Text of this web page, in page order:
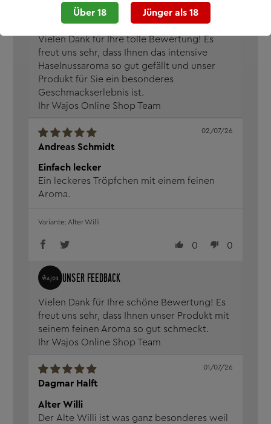
Über 18 Jünger als 18
Vielen Dank für Ihre tolle Bewertung! Es
freut uns sehr, dass Ihnen das intensive
Haselnussaroma so gut gefällt und unser
Produkt für Sie ein besonderes
Geschmackserlebnis ist.
Ihr Wajos Online Shop Team
Andreas Schmidt
02/07/26
Einfach lecker
Ein leckeres Tröpfchen mit einem feinen
Aroma.
0 0
Vielen Dank für Ihre schöne Bewertung! Es
freut uns sehr, dass Ihnen unser Produkt mit
seinem feinen Aroma so gut schmeckt.
Ihr Wajos Online Shop Team
Alter Willi
Dagmar Halft
01/07/26
Alter Willi
Der Alte Willi ist was ganz besonderes weil